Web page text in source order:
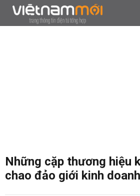
Những cặp thương hiệu
chao đảo giới kinh doanh